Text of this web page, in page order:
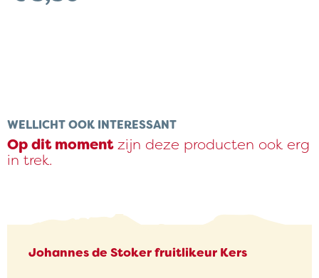
WELLICHT OOK INTERESSANT
Op dit momentzijn deze producten ook erg
in trek.
Johannes de Stoker fruitlikeur Kers